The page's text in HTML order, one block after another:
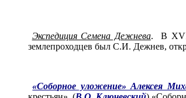
Экспедиция Семена Дежнева. В XVII
землепроходцев был С.И. Дежнев,
«Соборное уложение» Алексея